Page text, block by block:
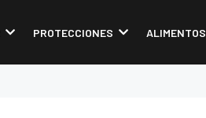
PROTECCIONES ALIMENTOS